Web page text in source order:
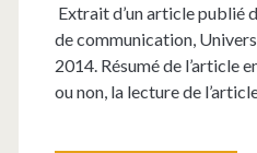
Extrait d’un article publié
de communication,
2014. Résumé de
ou non, la lecture de